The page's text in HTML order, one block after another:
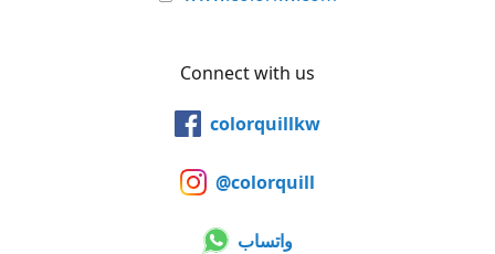
Connect with us
colorquillkw
@colorquill
واتساب